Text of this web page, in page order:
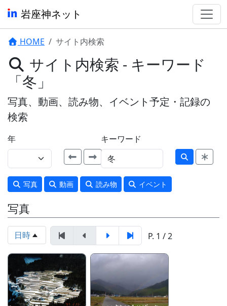
岩座神ネット
HOME サイト内検索
サイト内検索 - キーワード
「冬」
写真、動画、読み物、イベント予定・記録の
検索
年 キーワード
写真 動画 読み物 イベント
写真
日時 P. 1 / 2